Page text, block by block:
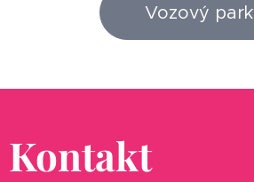
Vozový park
Kontakt